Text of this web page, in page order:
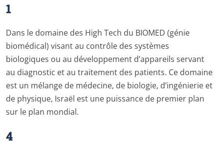
1
Dans le domaine des High Tech du BIOMED (génie
biomédical) visant au contrôle des systèmes
biologiques ou au développement d’appareils servant
au diagnostic et au traitement des patients. Ce domaine
est un mélange de médecine, de biologie, d’ingénierie et
de physique, Israël est une puissance de premier plan
sur le plan mondial.
4